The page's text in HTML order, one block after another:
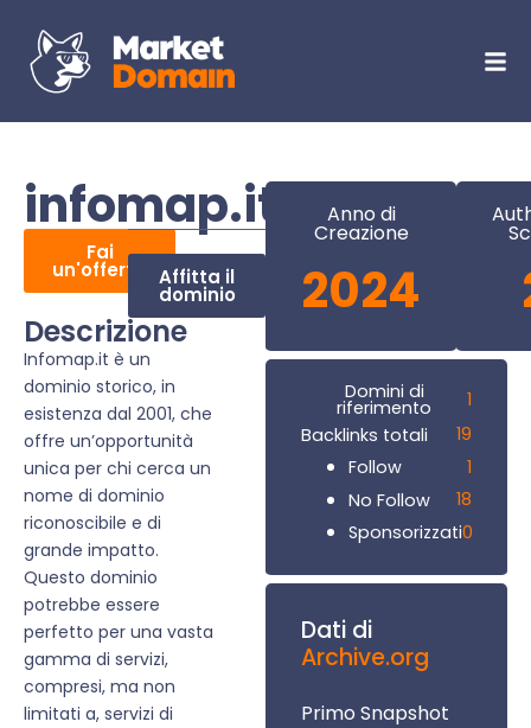
infomap.it
Fai
un'offerta Affitta il
dominio
Descrizione
Infomap.it è un
dominio storico, in
esistenza dal 2001, che
offre un’opportunità
unica per chi cerca un
nome di dominio
riconoscibile e di
grande impatto.
Questo dominio
potrebbe essere
perfetto per una vasta
gamma di servizi,
compresi, ma non
limitati a, servizi di
Anno di
Creazione
2024
Domini di
riferimento
1
Backlinks totali
19
Follow
1
No Follow
18
Sponsorizzati0
Dati di
Archive.org
Primo Snapshot